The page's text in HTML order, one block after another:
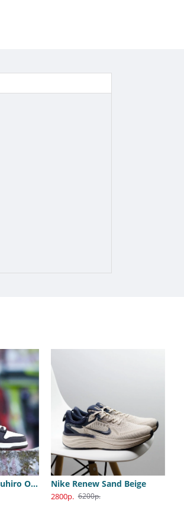
Nike SB Dunk Katsuhiro Otomo Nike Renew Sand Beige
2800р. 6200р.